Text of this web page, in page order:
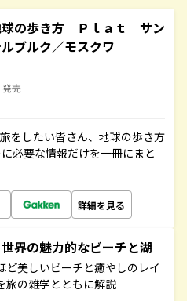
の歩き方 Ｐｌａｔ サン
ブルク／モスクワ
発売
をしたい皆さん、地球の歩き方
必要な情報だけを一冊にまと
詳細を見る
界の魅力的なビーチと湖
ど美しいビーチと癒やしのレイ
旅の雑学とともに解説